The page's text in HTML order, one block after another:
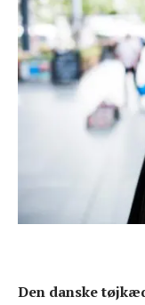
Den danske